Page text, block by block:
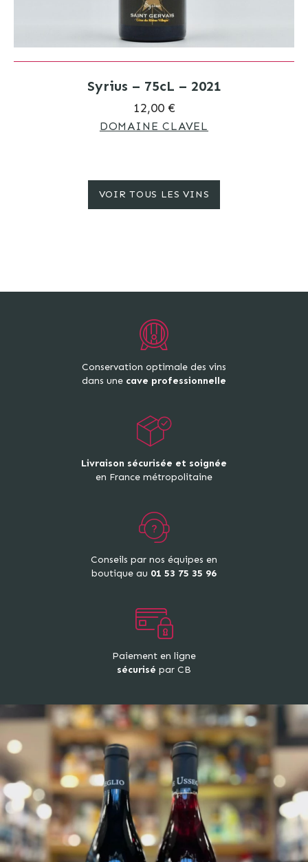
Syrius – 75cL – 2021
12,00 €
DOMAINE CLAVEL
VOIR TOUS LES VINS
Conservation optimale des vins
dans une cave professionnelle
Livraison sécurisée et soignée
en France métropolitaine
Conseils par nos équipes en
boutique au 01 53 75 35 96
Paiement en ligne
sécurisé par CB